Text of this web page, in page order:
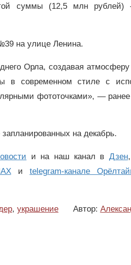
суммы (12,5 млн рублей)
на улице Ленина.
Орла, создавая
в современном стиле с
фототочками», —
на декабрь.
и на наш канал в Дзен
и telegram-канале
, украшение Автор: